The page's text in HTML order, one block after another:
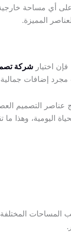
مساحة خارجية
المميزة.
اختيار شركة
مجرد إضافات
التصميم
اليومية، وهذا
المساحات